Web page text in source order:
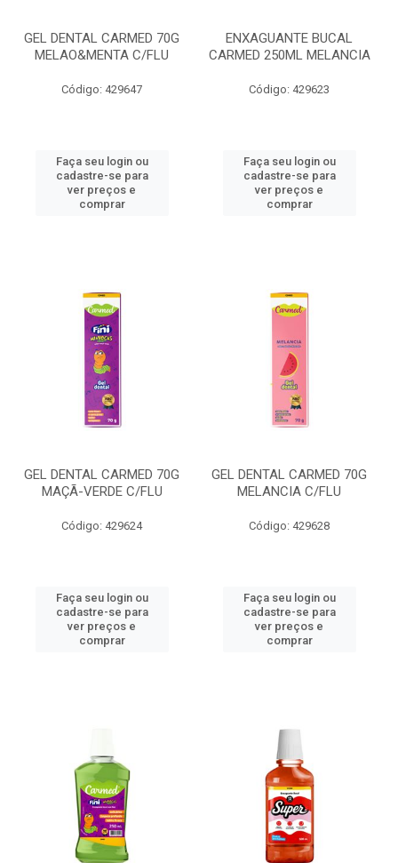
GEL DENTAL CARMED 70G
MELAO&MENTA C/FLU
Código: 429647
Faça seu login ou
cadastre-se para
ver preços e
comprar
ENXAGUANTE BUCAL
CARMED 250ML MELANCIA
Código: 429623
Faça seu login ou
cadastre-se para
ver preços e
comprar
GEL DENTAL CARMED 70G
MAÇÃ-VERDE C/FLU
Código: 429624
Faça seu login ou
cadastre-se para
ver preços e
comprar
GEL DENTAL CARMED 70G
MELANCIA C/FLU
Código: 429628
Faça seu login ou
cadastre-se para
ver preços e
comprar